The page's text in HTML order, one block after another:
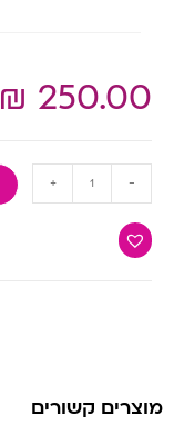
₪ 250.00
-
+
מוצרים קשורים